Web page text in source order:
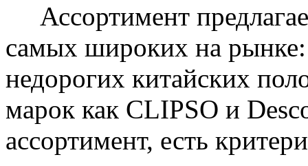
Ассортимент
самых широких на
недорогих китайских
марок как CLIPSO и
ассортимент, есть